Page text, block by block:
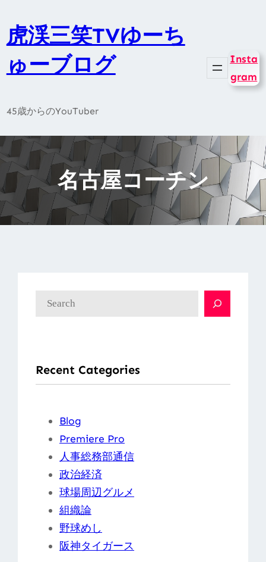
容
を
プ
虎渓三笑TVゆーち
ゅーブログ
45歳からのYouTuber
Insta
gram
名古屋コーチン
Recent Categories
Blog
Premiere Pro
人事総務部通信
政治経済
球場周辺グルメ
組織論
野球めし
阪神タイガース